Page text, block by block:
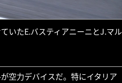
いたE.バスティアニーニとJ.マル
空力デバイスだ。特にイタリア